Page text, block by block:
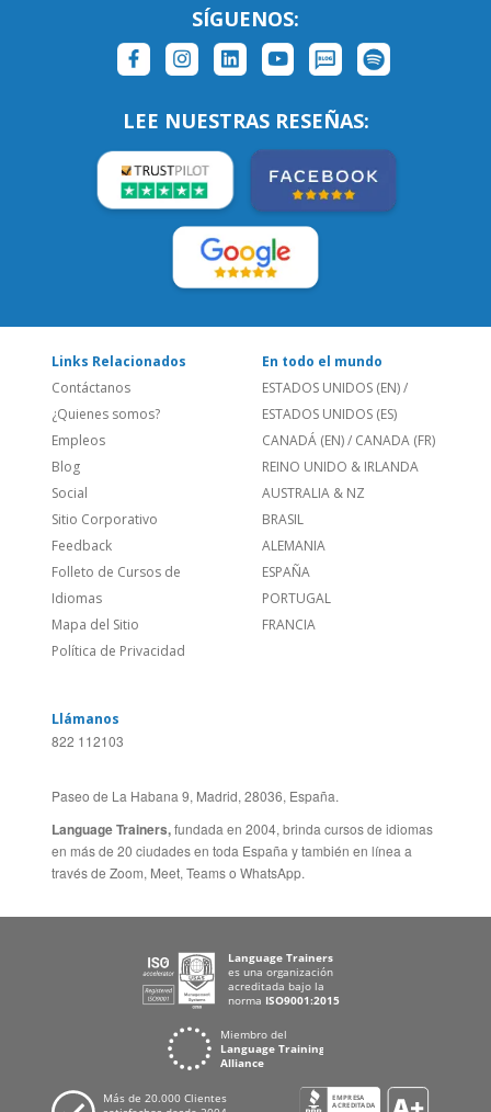
Contáctanos
¿Quienes somos?
Empleos
Blog
Social
Sitio Corporativo
Feedback
Folleto de Cursos de
Idiomas
Mapa del Sitio
Política de Privacidad
ESTADOS UNIDOS (EN)
ESTADOS UNIDOS (ES)
CANADÁ (EN)/CANADA (FR)
REINO UNIDO & IRLANDA
AUSTRALIA & NZ
BRASIL
ALEMANIA
ESPAÑA
PORTUGAL
FRANCIA
822 112103
Language Trainers,fundada en 2004, brinda cursos de idiomas
en más de 20 ciudades en toda España y también en línea a
través de Zoom, Meet, Teams o WhatsApp.